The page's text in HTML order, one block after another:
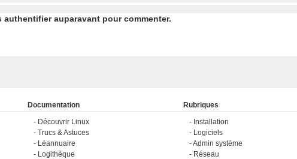
authentifier auparavant pour commenter.
Documentation
Découvrir Linux
Trucs & Astuces
Léannuaire
Logithèque
Rubriques
Installation
Logiciels
Admin système
Réseau